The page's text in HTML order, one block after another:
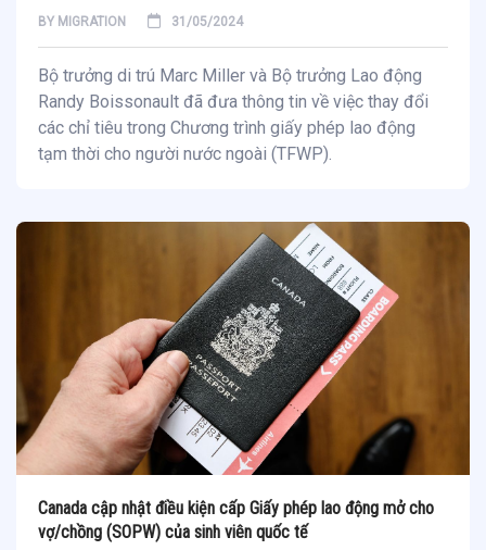
BY MIGRATION 31/05/2024
Bộ trưởng di trú Marc Miller và Bộ trưởng Lao động
Randy Boissonault đã đưa thông tin về việc thay đổi
các chỉ tiêu trong Chương trình giấy phép lao động
tạm thời cho người nước ngoài (TFWP).
Canada cập nhật điều kiện cấp Giấy phép lao động mở cho
vợ/chồng (SOPW) của sinh viên quốc tế